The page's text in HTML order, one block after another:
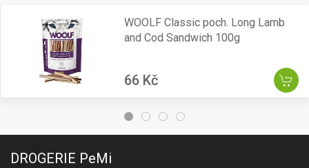
WOOLF Classic poch. Long Lamb
and Cod Sandwich 100g
66 Kč
DROGERIE PeMi